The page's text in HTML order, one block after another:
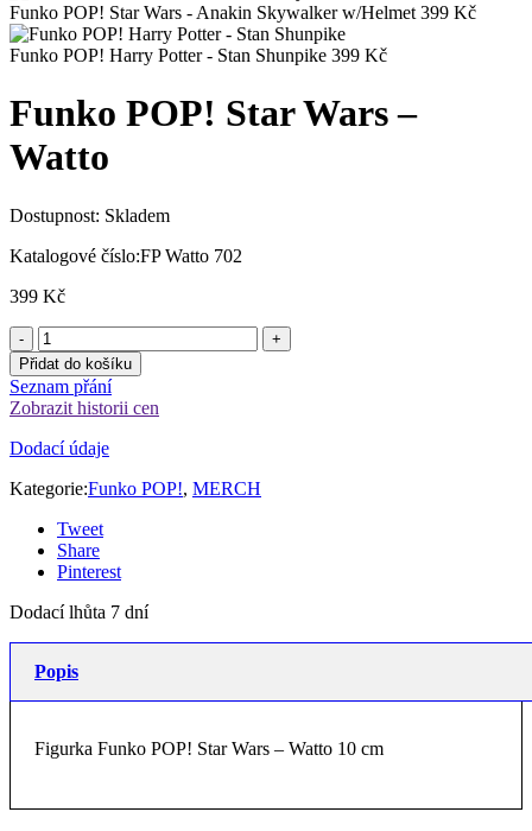
Funko POP! Star Wars - Anakin Skywalker w/Helmet 399 Kč
Funko POP! Harry Potter - Stan Shunpike 399 Kč
Funko POP! Star Wars –
Watto
Dostupnost: Skladem
Katalogové číslo:FP Watto 702
399 Kč
Přidat do košíku
Seznam přání
Zobrazit historii cen
Dodací údaje
Kategorie:Funko POP!, MERCH
Tweet
Share
Pinterest
Dodací lhůta 7 dní
Popis
Figurka Funko POP! Star Wars – Watto 10 cm